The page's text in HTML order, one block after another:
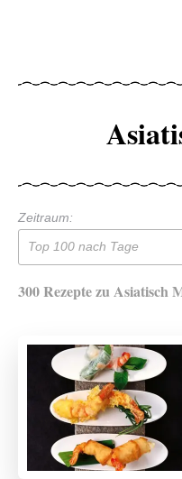
Zeitraum:
Top 100 nach Tage
300 Rezepte zu Asiatisch